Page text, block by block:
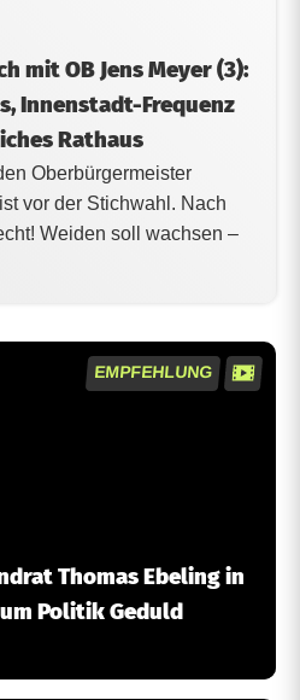
mit OB Jens Meyer (3):
Innenstadt-Frequenz
Rathaus
Oberbürgermeister
vor der Stichwahl. Nach
Weiden soll wachsen –
EMPFEHLUNG
Thomas Ebeling in
Politik Geduld